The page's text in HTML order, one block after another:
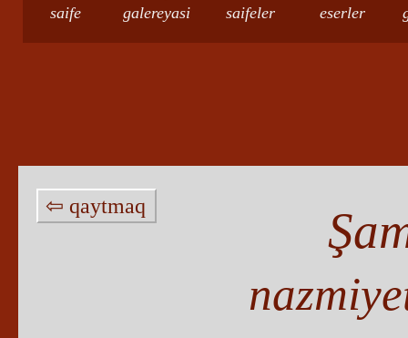
saife
galereyasi
saifeler
eserler
⇦ qaytmaq